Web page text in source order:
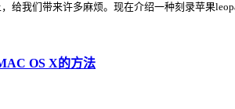
给我们带来许多麻烦。现在介绍一种刻录苹果
OS X的方法